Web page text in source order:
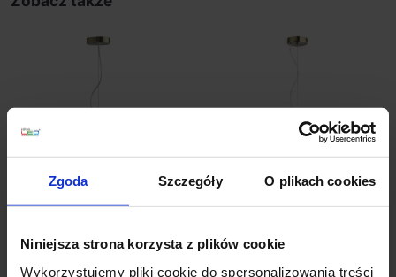
Zgoda Szczegóły O plikach cookies
Niniejsza strona korzysta z plików cookie
Wykorzystujemy pliki cookie do spersonalizowania treści
antyczny mosiądz 4xG9
811,00 zł
antyczny mosiądz 6xG9
1 119,00 zł